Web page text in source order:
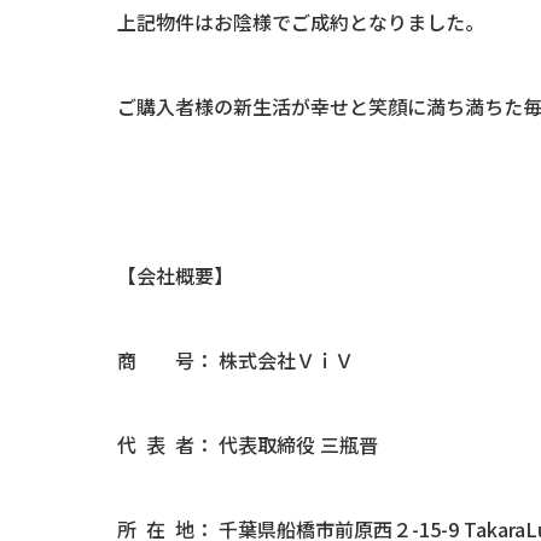
上記物件はお陰様でご成約となりました。
ご購入者様の新生活が幸せと笑顔に満ち満ちた
【会社概要】
商 号： 株式会社ＶｉＶ
代 表 者： 代表取締役 三瓶晋
所 在 地： 千葉県船橋市前原西２-15-9